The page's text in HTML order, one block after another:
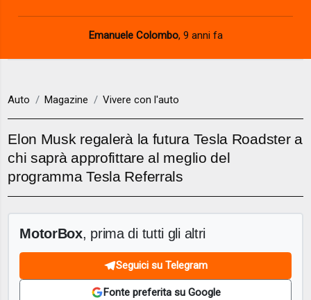
Emanuele Colombo, 9 anni fa
Auto Magazine Vivere con l'auto
Elon Musk regalerà la futura Tesla Roadster a
chi saprà approfittare al meglio del
programma Tesla Referrals
MotorBox, prima di tutti gli altri
Seguici su Telegram
Fonte preferita su Google